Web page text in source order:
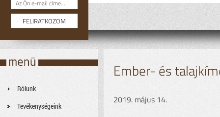
Rólunk
Tevékenységeink
Ember- és
2019. május 14.